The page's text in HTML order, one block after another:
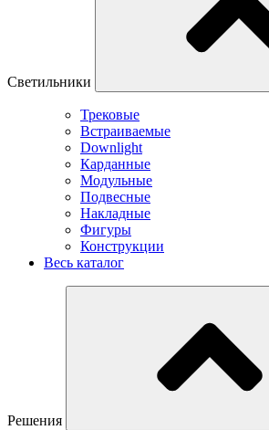
Светильники
Трековые
Встраиваемые
Downlight
Карданные
Модульные
Подвесные
Накладные
Фигуры
Конструкции
Весь каталог
Решения